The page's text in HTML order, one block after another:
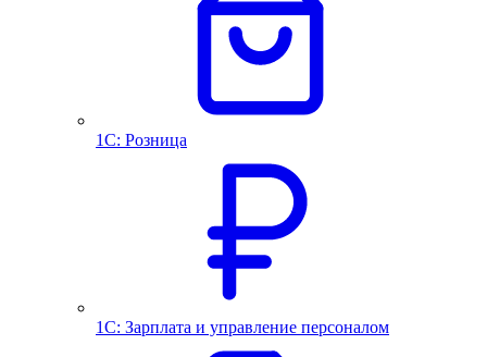
1С: Розница
1С: Зарплата и управление персоналом